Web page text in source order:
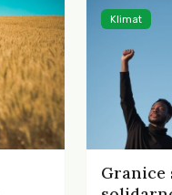
Granice
Klimat